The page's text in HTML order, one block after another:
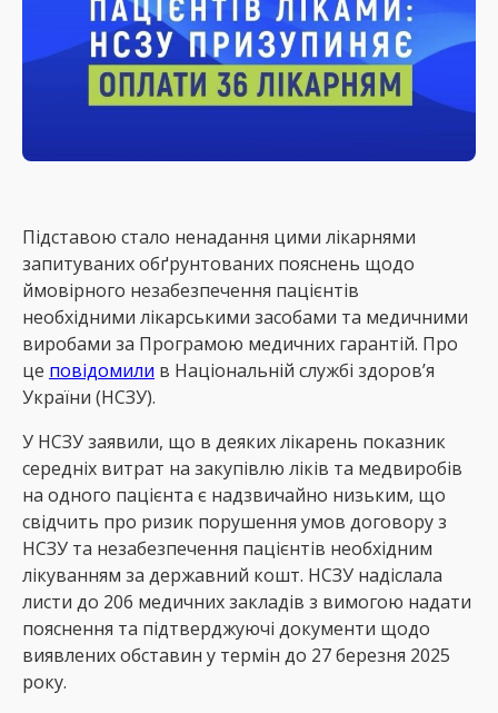
Підставою стало ненадання цими лікарнями
запитуваних обґрунтованих пояснень щодо
ймовірного незабезпечення пацієнтів
необхідними лікарськими засобами та медичними
виробами за Програмою медичних гарантій. Про
це повідомили в Національній службі здоров’я
України (НСЗУ).
У НСЗУ заявили, що в деяких лікарень показник
середніх витрат на закупівлю ліків та медвиробів
на одного пацієнта є надзвичайно низьким, що
свідчить про ризик порушення умов договору з
НСЗУ та незабезпечення пацієнтів необхідним
лікуванням за державний кошт. НСЗУ надіслала
листи до 206 медичних закладів з вимогою надати
пояснення та підтверджуючі документи щодо
виявлених обставин у термін до 27 березня 2025
року.